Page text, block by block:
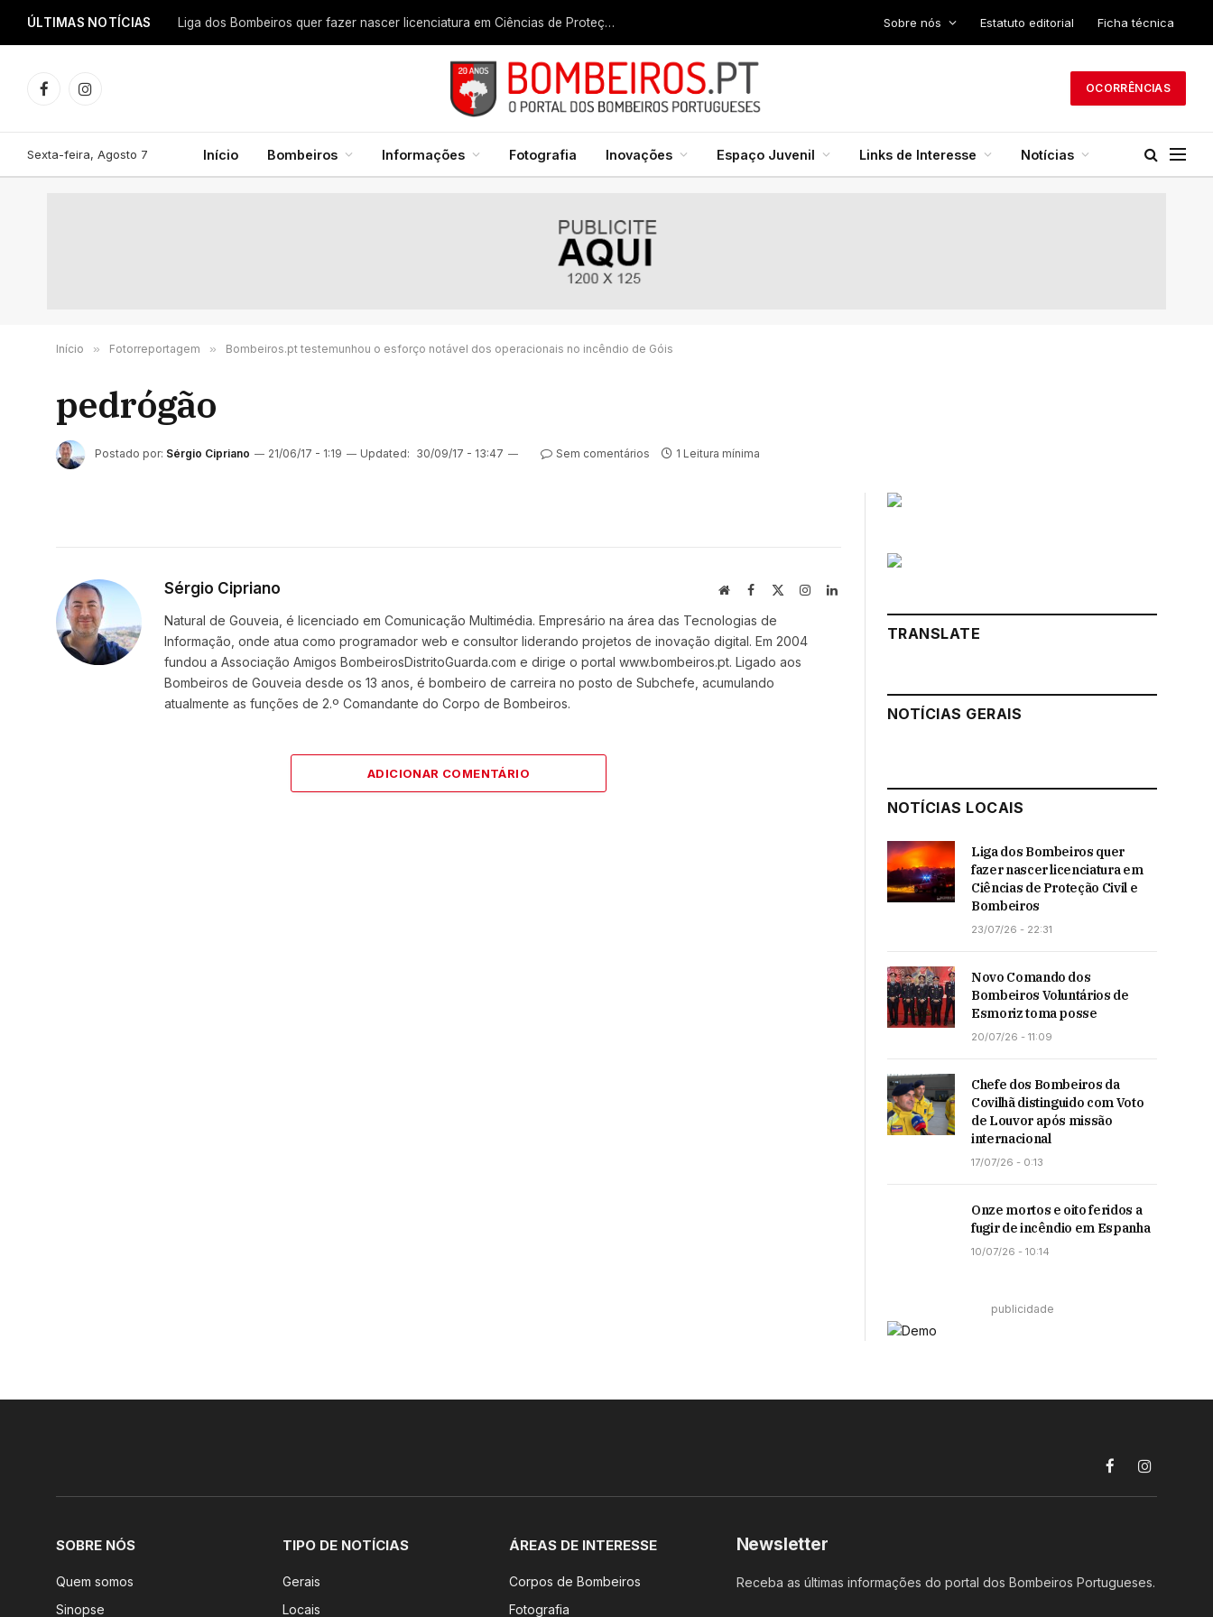
ÚLTIMAS NOTÍCIAS Liga dos Bombeiros quer fazer nascer licenciatura em Ciências de Proteção Civil e Bombeiros Sobre nós Estatuto editorial Ficha técnica
FacebookInstagram
OCORRÊNCIAS
Sexta-feira, Agosto 7 Início Bombeiros Informações Fotografia Inovações Espaço Juvenil Links de Interesse Notícias
Início » Fotorreportagem » Bombeiros.pt testemunhou o esforço notável dos operacionais no incêndio de Góis
pedrógão
Postado por: Sérgio Cipriano 21/06/17 - 1:19 Updated: 30/09/17 - 13:47 Sem comentários 1 Leitura mínima
Sérgio Cipriano WebsiteFacebook InstagramLinkedIn
Natural de Gouveia, é licenciado em Comunicação Multimédia. Empresário na área das Tecnologias de
Informação, onde atua como programador web e consultor liderando projetos de inovação digital. Em 2004
fundou a Associação Amigos BombeirosDistritoGuarda.com e dirige o portal www.bombeiros.pt. Ligado aos
Bombeiros de Gouveia desde os 13 anos, é bombeiro de carreira no posto de Subchefe, acumulando
atualmente as funções de 2.º Comandante do Corpo de Bombeiros.
ADICIONAR COMENTÁRIO
TRANSLATE
NOTÍCIAS GERAIS
NOTÍCIAS LOCAIS
Liga dos Bombeiros quer
fazer nascer licenciatura em
Ciências de Proteção Civil e
Bombeiros
23/07/26 - 22:31
Novo Comando dos
Bombeiros Voluntários de
Esmoriz toma posse
20/07/26 - 11:09
Chefe dos Bombeiros da
Covilhã distinguido com Voto
de Louvor após missão
internacional
17/07/26 - 0:13
Onze mortos e oito feridos a
fugir de incêndio em Espanha
10/07/26 - 10:14
publicidade
FacebookInstagram
SOBRE NÓS
Quem somos
Sinopse
TIPO DE NOTÍCIAS
Gerais
Locais
ÁREAS DE INTERESSE
Corpos de Bombeiros
Fotografia
Newsletter
Receba as últimas informações do portal dos Bombeiros Portugueses.